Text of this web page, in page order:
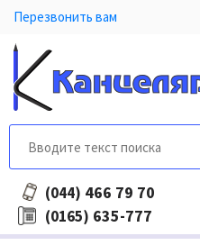
Перезвонить вам
(044) 466 79 70
(0165) 635-777